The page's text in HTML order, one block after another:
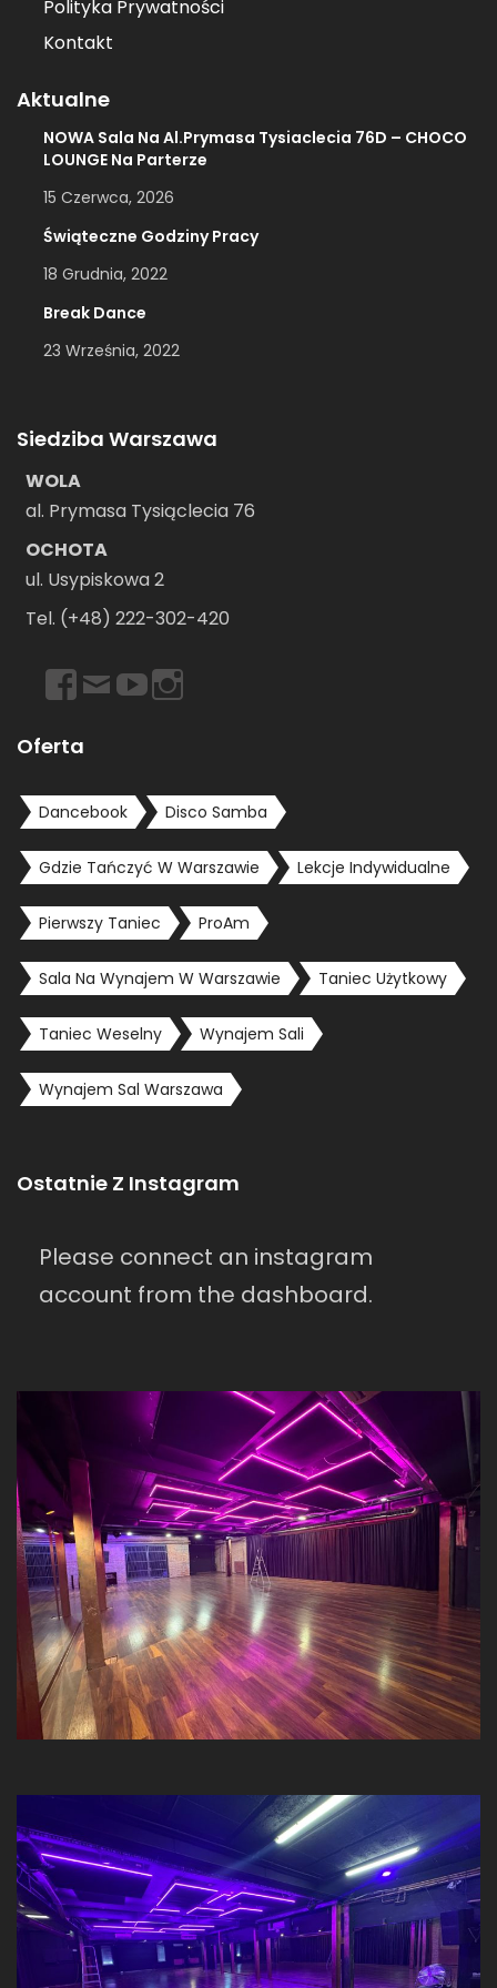
Polityka Prywatności
Kontakt
Aktualne
NOWA Sala Na Al.Prymasa Tysiaclecia 76D – CHOCO
LOUNGE Na Parterze
15 Czerwca, 2026
Świąteczne Godziny Pracy
18 Grudnia, 2022
Break Dance
23 Września, 2022
Siedziba Warszawa
WOLA
al. Prymasa Tysiąclecia 76
OCHOTA
ul. Usypiskowa 2
Tel. (+48) 222-302-420
https://www.facebook.com/dancebookwarszawa
Emailhttps://www.youtube.com/user/dancebookpl
Oferta
Dancebook Disco Samba
Gdzie Tańczyć W Warszawie Lekcje Indywidualne
Pierwszy Taniec ProAm
Sala Na Wynajem W Warszawie Taniec Użytkowy
Taniec Weselny Wynajem Sali
Wynajem Sal Warszawa
Ostatnie Z Instagram
Please connect an instagram
account from the dashboard.